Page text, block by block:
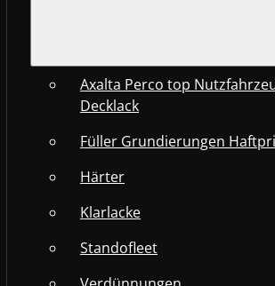
Axalta Perco top
Decklack
Füller Grundierungen
Härter
Klarlacke
Standofleet